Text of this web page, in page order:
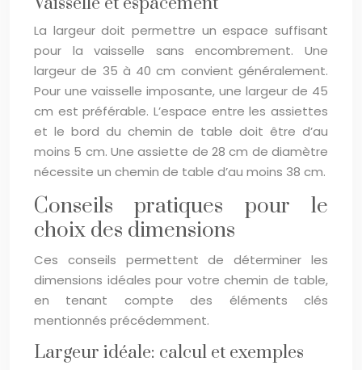
La largeur doit permettre un espace suffisant
pour la vaisselle sans encombrement. Une
largeur de 35 à 40 cm convient généralement.
Pour une vaisselle imposante, une largeur de 45
cm est préférable. L’espace entre les assiettes
et le bord du chemin de table doit être d’au
moins 5 cm. Une assiette de 28 cm de diamètre
nécessite un chemin de table d’au moins 38 cm.
Conseils pratiques pour le
choix des dimensions
Ces conseils permettent de déterminer les
dimensions idéales pour votre chemin de table,
en tenant compte des éléments clés
mentionnés précédemment.
Largeur idéale: calcul et exemples